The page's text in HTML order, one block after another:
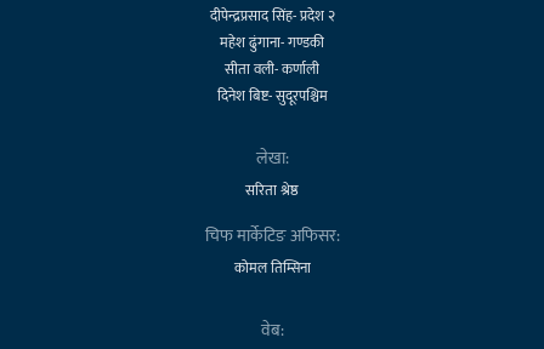
दीपेन्द्रप्रसाद सिंह- प्रदेश २
महेश ढुंगाना- गण्डकी
सीता वली- कर्णाली
दिनेश बिष्ट- सुदूरपश्चिम
लेखा:
सरिता श्रेष्ठ
चिफ मार्केटिङ अफिसर:
कोमल तिम्सिना
वेब: